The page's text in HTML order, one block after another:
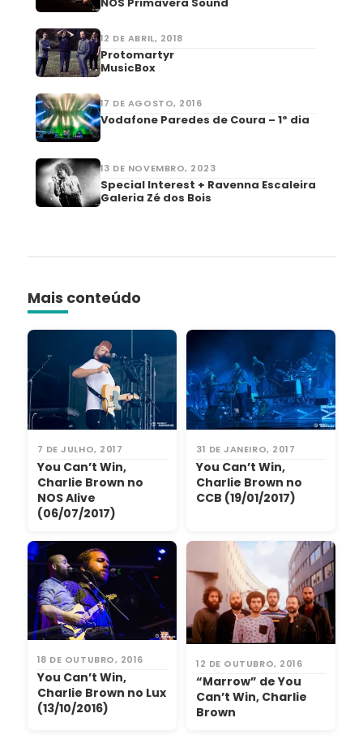
12 DE ABRIL, 2018
Protomartyr
MusicBox
17 DE AGOSTO, 2016
Vodafone Paredes de Coura – 1º dia
13 DE NOVEMBRO, 2023
Special Interest + Ravenna Escaleira
Galeria Zé dos Bois
Mais conteúdo
7 DE JULHO, 2017
You Can’t Win,
Charlie Brown no
NOS Alive
(06/07/2017)
31 DE JANEIRO, 2017
You Can’t Win,
Charlie Brown no
CCB (19/01/2017)
18 DE OUTUBRO, 2016
You Can’t Win,
Charlie Brown no Lux
(13/10/2016)
12 DE OUTUBRO, 2016
“Marrow” de You
Can’t Win, Charlie
Brown